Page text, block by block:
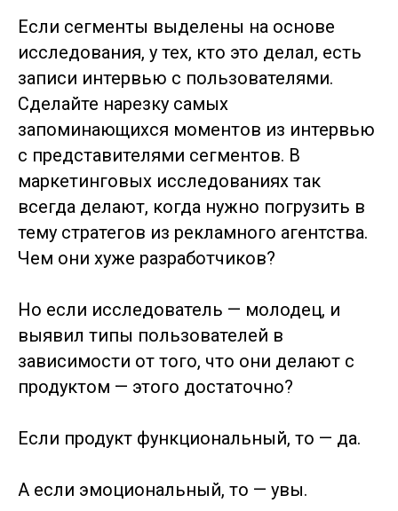
Если сегменты выделены на основе
исследования, у тех, кто это делал, есть
записи интервью с пользователями.
Сделайте нарезку самых
запоминающихся моментов из интервью
с представителями сегментов. В
маркетинговых исследованиях так
всегда делают, когда нужно погрузить в
тему стратегов из рекламного агентства.
Чем они хуже разработчиков?
Но если исследователь — молодец, и
выявил типы пользователей в
зависимости от того, что они делают с
продуктом — этого достаточно?
Если продукт функциональный, то — да.
А если эмоциональный, то — увы.